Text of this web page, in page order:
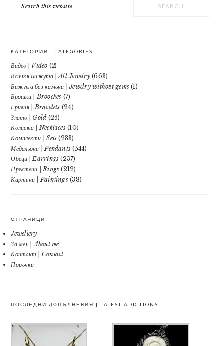
this
КАТЕГОРИИ | CATEGORIES
Видео | Video (2)
Всички Бижута | All Jewelry(663)
Бижута без камъни | Jewelry without gems (1)
Брошки | Brooches (7)
Гривни | Bracelets (24)
Злато | Gold (26)
Колиета | Necklaces(10)
Комплекти | Sets (233)
Медальони | Pendants (544)
Обеци | Earrings (237)
Пръстени | Rings (212)
Картини | Paintings(38)
СТРАНИЦИ
Jewellery
За мен | About me
Контакт | Contact
Поръчки
ПОСЛЕДНИ ДОПЪЛНЕНИЯ | LATEST ADDITIONS